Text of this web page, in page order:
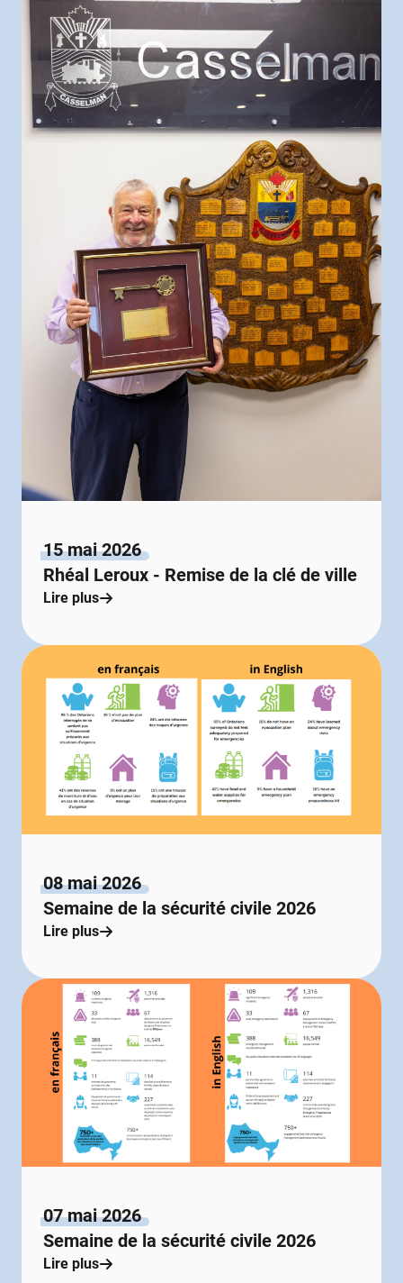
15 mai 2026
Rhéal Leroux - Remise de la clé de ville
Lire plus
08 mai 2026
Semaine de la sécurité civile 2026
Lire plus
07 mai 2026
Semaine de la sécurité civile 2026
Lire plus